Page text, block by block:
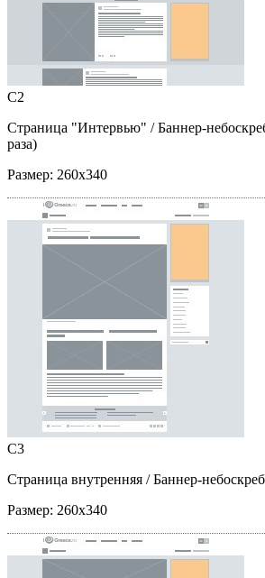
C2
Страница "Интервью" / Баннер-
раза)
Размер: 260x340
C3
Страница внутренняя / Баннер-
Размер: 260x340